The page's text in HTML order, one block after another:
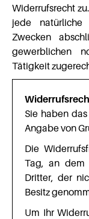
Widerrufsrecht
jede natürliche
Zwecken
gewerblichen
Tätigkeit
Sie haben
Angabe von
Die
Tag, an dem
Dritter, der
Besitz
Um Ihr